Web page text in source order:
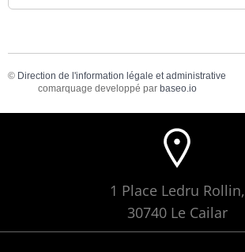
© Direction de l'information légale et administrative
comarquage developpé par baseo.io
1 Place Ledru Rollin,
30740 Le Cailar